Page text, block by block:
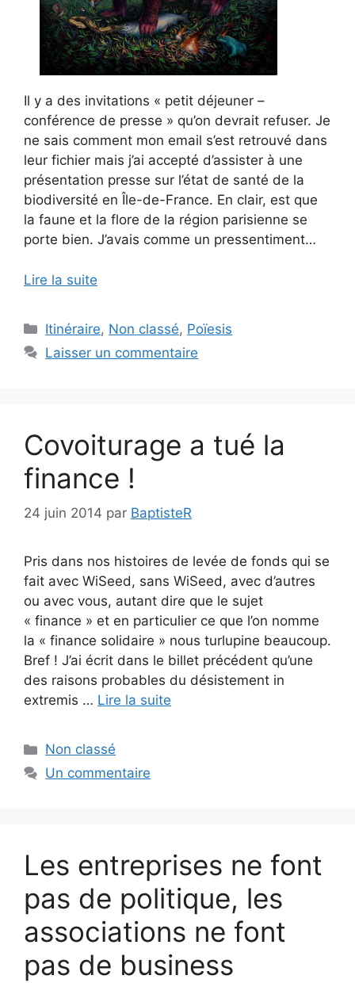
Il y a des invitations « petit déjeuner –
conférence de presse » qu’on devrait refuser. Je
ne sais comment mon email s’est retrouvé dans
leur fichier mais j’ai accepté d’assister à une
présentation presse sur l’état de santé de la
biodiversité en Île-de-France. En clair, est que
la faune et la flore de la région parisienne se
porte bien. J’avais comme un pressentiment…
Lire la suite
Catégories
Itinéraire, Non classé, Poïesis
Laisser un commentaire
Covoiturage a tué la
finance !
24 juin 2014 par BaptisteR
Pris dans nos histoires de levée de fonds qui se
fait avec WiSeed, sans WiSeed, avec d’autres
ou avec vous, autant dire que le sujet
« finance » et en particulier ce que l’on nomme
la « finance solidaire » nous turlupine beaucoup.
Bref ! J’ai écrit dans le billet précédent qu’une
des raisons probables du désistement in
extremis … Lire la suite
Catégories
Non classé
Un commentaire
Les entreprises ne font
pas de politique, les
associations ne font
pas de business